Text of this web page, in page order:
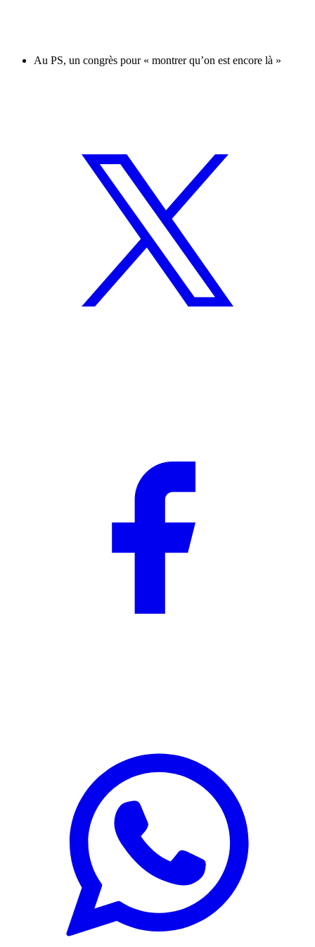
Au PS, un congrès pour « montrer qu’on est encore là »